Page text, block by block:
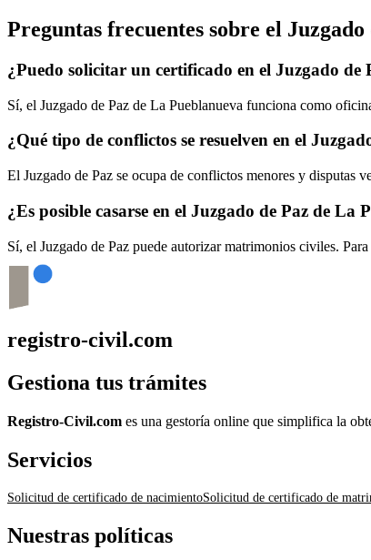
Preguntas frecuentes sobre el Juzgado
¿Puedo solicitar un certificado en el Juzgado de
Sí, el Juzgado de Paz de La Pueblanueva funciona como
¿Qué tipo de conflictos se resuelven en el
El Juzgado de Paz se ocupa de conflictos menores y disputas
¿Es posible casarse en el Juzgado de Paz de La
Sí, el Juzgado de Paz puede autorizar matrimonios civiles.
registro-civil.com
Gestiona tus trámites
Registro-Civil.com es una gestoría online que simplifica la
Servicios
Solicitud de certificado de nacimientoSolicitud de certificado de
Nuestras políticas